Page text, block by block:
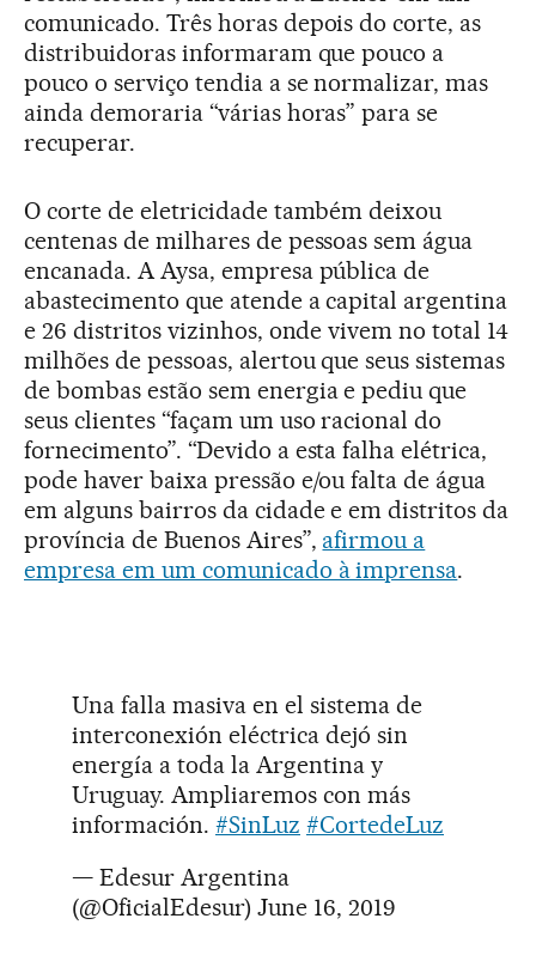
comunicado. Três horas depois do corte, as
distribuidoras informaram que pouco a
pouco o serviço tendia a se normalizar, mas
ainda demoraria “várias horas” para se
recuperar.
O corte de eletricidade também deixou
centenas de milhares de pessoas sem água
encanada. A Aysa, empresa pública de
abastecimento que atende a capital argentina
e 26 distritos vizinhos, onde vivem no total 14
milhões de pessoas, alertou que seus sistemas
de bombas estão sem energia e pediu que
seus clientes “façam um uso racional do
fornecimento”. “Devido a esta falha elétrica,
pode haver baixa pressão e/ou falta de água
em alguns bairros da cidade e em distritos da
província de Buenos Aires”, afirmou a
empresa em um comunicado à imprensa.
Una falla masiva en el sistema de
interconexión eléctrica dejó sin
energía a toda la Argentina y
Uruguay. Ampliaremos con más
información. #SinLuz #CortedeLuz
— Edesur Argentina
(@OficialEdesur) June 16, 2019